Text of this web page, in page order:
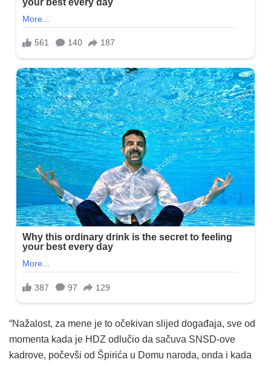
“Nažalost, za mene je to očekivan slijed događaja, sve od
momenta kada je HDZ odlučio da sačuva SNSD-ove
kadrove, počevši od Špirića u Domu naroda, onda i kada